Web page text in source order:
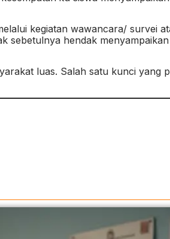
kegiatan wawancara/ survei
sebetulnya hendak
luas. Salah satu kunci yang